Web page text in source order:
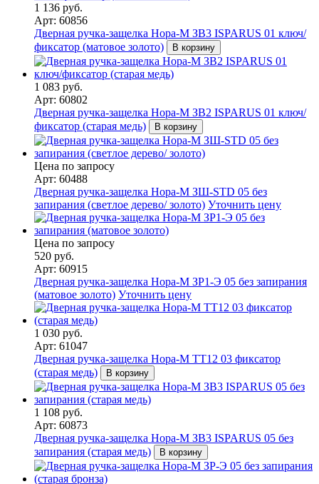
1 136 руб.
Арт: 60856
Дверная ручка-защелка Нора-М ЗВ3 ISPARUS 01 ключ/
фиксатор (матовое золото)
В корзину
1 083 руб.
Арт: 60802
Дверная ручка-защелка Нора-М ЗВ2 ISPARUS 01 ключ/
фиксатор (старая медь)
В корзину
Цена по запросу
Арт: 60488
Дверная ручка-защелка Нора-М ЗШ-STD 05 без
запирания (светлое дерево/ золото) Уточнить цену
Цена по запросу
520 руб.
Арт: 60915
Дверная ручка-защелка Нора-М ЗР1-Э 05 без запирания
(матовое золото) Уточнить цену
1 030 руб.
Арт: 61047
Дверная ручка-защелка Нора-М ТТ12 03 фиксатор
(старая медь)
В корзину
1 108 руб.
Арт: 60873
Дверная ручка-защелка Нора-М ЗВ3 ISPARUS 05 без
запирания (старая медь)
В корзину